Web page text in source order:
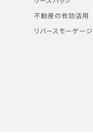
不動産の有効活用
リバースモーゲージ